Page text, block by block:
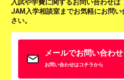
入試や学費に関するお問い合わせは
JAM入学相談室までお気軽にお問い
さい。
メールでお問い合わせ
お問い合わせはコチラから